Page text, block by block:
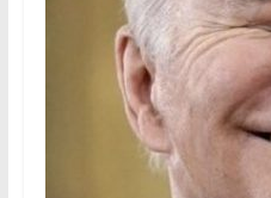
شیوه
ایرانیانی
است
که
هم